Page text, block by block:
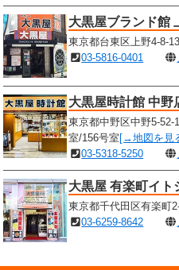
大黒屋ブランド館
東京都台東区上野4-8-13
03-5816-0401
大黒屋時計館 中野
東京都中野区中野5-52-
室/156号室 [→地図を見
03-5318-5250
大黒屋 有楽町イト
東京都千代田区有楽町
03-6259-8642